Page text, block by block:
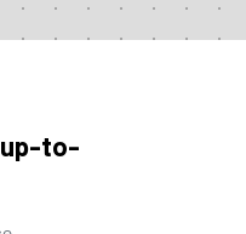
up-to-